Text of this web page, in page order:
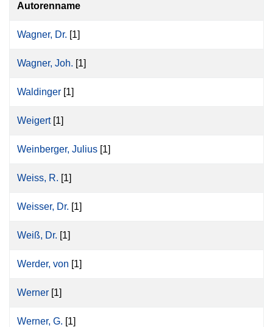
Autorenname
Wagner, Dr. [1]
Wagner, Joh. [1]
Waldinger [1]
Weigert[1]
Weinberger, Julius [1]
Weiss, R. [1]
Weisser, Dr. [1]
Weiß, Dr. [1]
Werder, von [1]
Werner [1]
Werner, G. [1]